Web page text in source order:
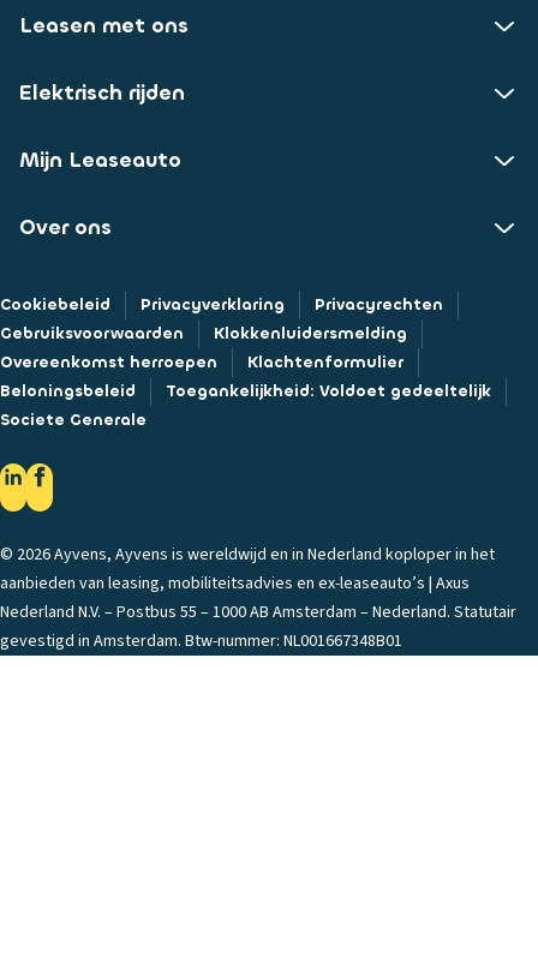
Leasen met ons
Elektrisch rijden
Mijn Leaseauto
Over ons
Cookiebeleid Privacyverklaring
Privacyrechten
Gebruiksvoorwaarden
Klokkenluidersmelding
Overeenkomst herroepen
Klachtenformulier
Beloningsbeleid
Toegankelijkheid: Voldoet gedeeltelijk
Societe Generale
© 2026 Ayvens, Ayvens is wereldwijd en in Nederland koploper in het
aanbieden van leasing, mobiliteitsadvies en ex-leaseauto’s | Axus
Nederland N.V. – Postbus 55 – 1000 AB Amsterdam – Nederland. Statutair
gevestigd in Amsterdam. Btw-nummer: NL001667348B01